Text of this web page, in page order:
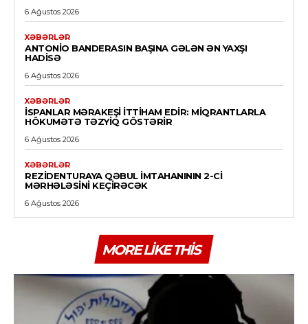
6 Ağustos 2026
XƏBƏRLƏR
ANTONIO BANDERASIN BAŞINA GƏLƏN ƏN YAXŞI
HADISƏ
6 Ağustos 2026
XƏBƏRLƏR
İSPANLAR MƏRAKEŞI ITTIHAM EDIR: MIQRANTLARLA
HÖKUMƏTƏ TƏZYIQ GÖSTƏRIR
6 Ağustos 2026
XƏBƏRLƏR
REZIDENTURAYA QƏBUL IMTAHANININ 2-CI
MƏRHƏLƏSINI KEÇIRƏCƏK
6 Ağustos 2026
MORE LIKE THIS